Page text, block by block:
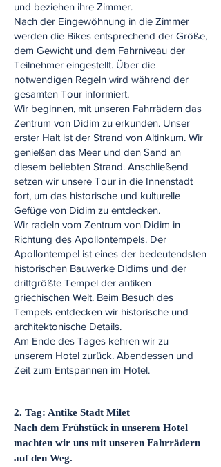
und beziehen ihre Zimmer.
Nach der Eingewöhnung in die Zimmer
werden die Bikes entsprechend der Größe,
dem Gewicht und dem Fahrniveau der
Teilnehmer eingestellt. Über die
notwendigen Regeln wird während der
gesamten Tour informiert.
Wir beginnen, mit unseren Fahrrädern das
Zentrum von Didim zu erkunden. Unser
erster Halt ist der Strand von Altinkum. Wir
genießen das Meer und den Sand an
diesem beliebten Strand. Anschließend
setzen wir unsere Tour in die Innenstadt
fort, um das historische und kulturelle
Gefüge von Didim zu entdecken.
Wir radeln vom Zentrum von Didim in
Richtung des Apollontempels. Der
Apollontempel ist eines der bedeutendsten
historischen Bauwerke Didims und der
drittgrößte Tempel der antiken
griechischen Welt. Beim Besuch des
Tempels entdecken wir historische und
architektonische Details.
Am Ende des Tages kehren wir zu
unserem Hotel zurück. Abendessen und
Zeit zum Entspannen im Hotel.
​2. Tag: Antike Stadt Milet
Nach dem Frühstück in unserem Hotel
machten wir uns mit unseren Fahrrädern
auf den Weg.